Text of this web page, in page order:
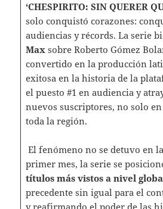
‘CHESPIRITO: SIN QUERER
solo conquistó corazones:
audiencias y récords. La serie
Maxsobre Roberto Gómez
convertido en la producción
exitosa en la historia de la
el puesto #1 en audiencia y
nuevos suscriptores, no solo
toda la región.
El fenómeno no se detuvo en
primer mes, la serie se
títulos más vistos a nivel
precedente sin igual para el
y reafirmando el poder de las